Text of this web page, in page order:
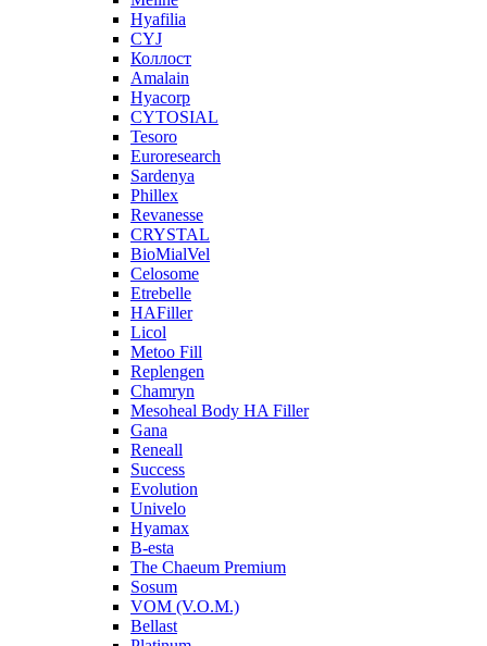
Hyafilia
CYJ
Коллост
Amalain
Hyacorp
CYTOSIAL
Tesoro
Euroresearch
Sardenya
Phillex
Revanesse
CRYSTAL
BioMialVel
Celosome
Etrebelle
HAFiller
Licol
Metoo Fill
Replengen
Chamryn
Mesoheal Body HA Filler
Gana
Reneall
Success
Evolution
Univelo
Hyamax
B-esta
The Chaeum Premium
Sosum
VOM (V.O.M.)
Bellast